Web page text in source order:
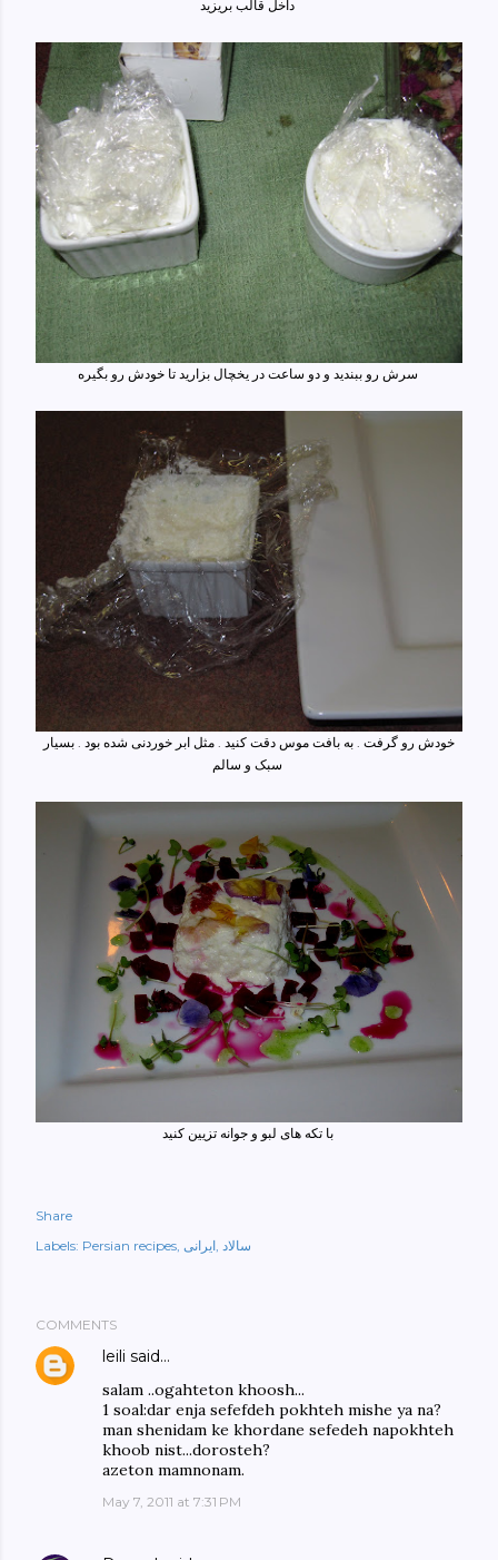
خودش رو گرفت . به بافت موس دقت کنید . مثل ابر خوردنی شده بود . بسیار
با تکه های لبو و جوانه تزیین کنید
Share
Labels: Persian recipes ایرانی سالاد
COMMENTS
leili said…
salam ..ogahteton khoosh...
1 soal:dar enja sefefdeh pokhteh mishe ya na?
man shenidam ke khordane sefedeh napokhteh
khoob nist...dorosteh?
azeton mamnonam.
May 7, 2011 at 7:31 PM